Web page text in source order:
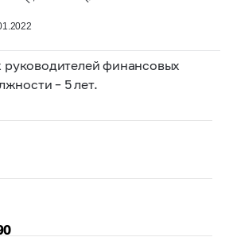
финансовых
– 5 лет.